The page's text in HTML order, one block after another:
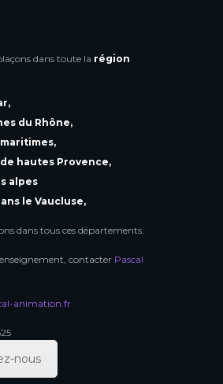
dans toute la région
du Rhône,
maritimes,
de hautes Provence,
alpes
le Vaucluse,
dans tous ces départements.
contacter Pascal
animation.fr
nous